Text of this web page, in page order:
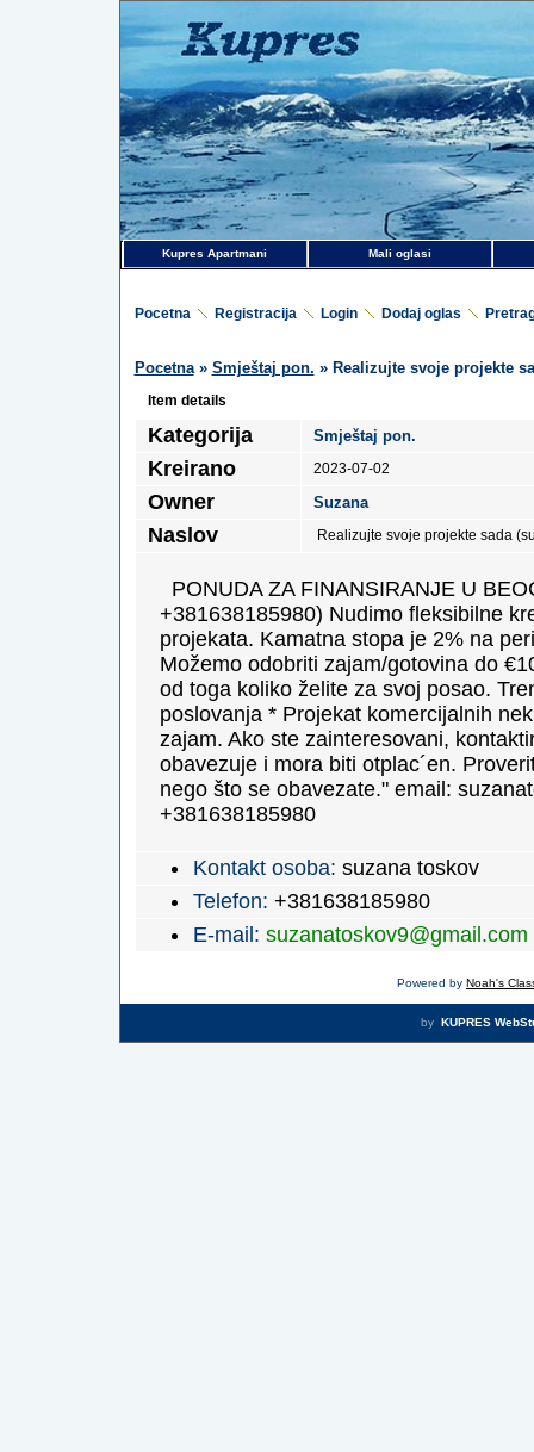
Kupres Apartmani Mali oglasi
Pocetna Registracija Login Dodaj oglas
Pocetna» Smještaj pon. » Realizujte svoje projekte
Item details
Kategorija Smještaj pon.
Kreirano 2023-07-02
Owner Suzana
Naslov Realizujte svoje projekte sada
PONUDA ZA FINANSIRANJE U
+381638185980) Nudimo fleksibilne
projekata. Kamatna stopa je 2% na
Možemo odobriti zajam/gotovina do
od toga koliko želite za svoj posao.
poslovanja * Projekat komercijalnih
zajam. Ako ste zainteresovani,
obavezuje i mora biti otplac´en.
nego što se obavezate." email:
+381638185980
Kontakt osoba: suzana toskov
Telefon: +381638185980
E-mail: suzanatoskov9@gmail.com
Powered by Noah's
by KUPRES